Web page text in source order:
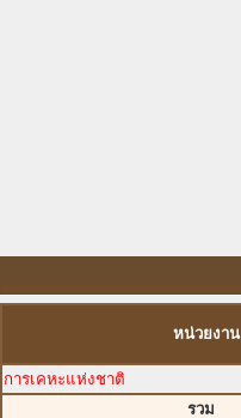
หน่วยงาน
การเคหะแห่งชาติ
รวม